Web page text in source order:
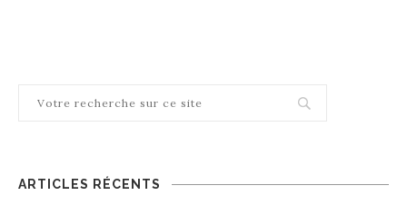
ARTICLES RÉCENTS